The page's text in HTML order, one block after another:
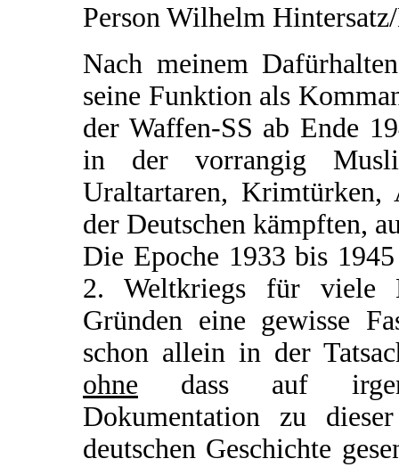
Person Wilhelm
Nach meinem
seine Funktion als
der Waffen-SS ab Ende
in der vorrangig
Uraltartaren, Krimtürken,
der Deutschen kämpften,
Die Epoche 1933 bis
2. Weltkriegs für viele
Gründen eine gewisse
schon allein in der
ohne dass auf
Dokumentation zu
deutschen Geschichte